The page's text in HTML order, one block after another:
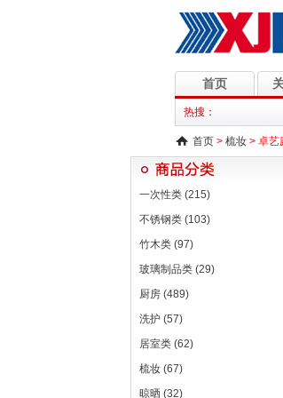
首页
热搜：
首页 > 梳妆 > 卓艺
一次性类 (215)
不锈钢类 (103)
竹木类 (97)
玻璃制品类 (29)
厨房 (489)
洗护 (57)
居室类 (62)
梳妆 (67)
晾晒 (32)